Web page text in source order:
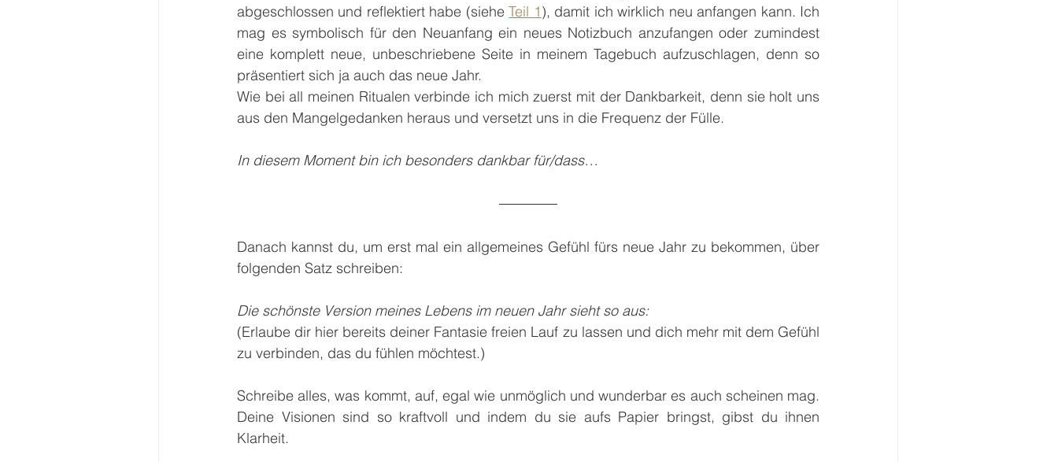
abgeschlossen und reflektiert habe (siehe Teil 1), damit ich wirklich neu anfangen kann. Ich
mag es symbolisch für den Neuanfang ein neues Notizbuch anzufangen oder zumindest
eine komplett neue, unbeschriebene Seite in meinem Tagebuch aufzuschlagen, denn so
präsentiert sich ja auch das neue Jahr.
Wie bei all meinen Ritualen verbinde ich mich zuerst mit der Dankbarkeit, denn sie holt uns
aus den Mangelgedanken heraus und versetzt uns in die Frequenz der Fülle.
In diesem Moment bin ich besonders dankbar für/dass…
Danach kannst du, um erst mal ein allgemeines Gefühl fürs neue Jahr zu bekommen, über
folgenden Satz schreiben:
Die schönste Version meines Lebens im neuen Jahr sieht so aus:
(Erlaube dir hier bereits deiner Fantasie freien Lauf zu lassen und dich mehr mit dem Gefühl
zu verbinden, das du fühlen möchtest.)
Schreibe alles, was kommt, auf, egal wie unmöglich und wunderbar es auch scheinen mag.
Deine Visionen sind so kraftvoll und indem du sie aufs Papier bringst, gibst du ihnen
Klarheit.